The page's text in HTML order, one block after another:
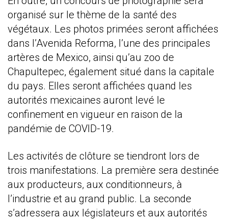
organisé sur le thème de la santé des
végétaux. Les photos primées seront affichées
dans l’Avenida Reforma, l’une des principales
artères de Mexico, ainsi qu’au zoo de
Chapultepec, également situé dans la capitale
du pays. Elles seront affichées quand les
autorités mexicaines auront levé le
confinement en vigueur en raison de la
pandémie de COVID-19.
Les activités de clôture se tiendront lors de
trois manifestations. La première sera destinée
aux producteurs, aux conditionneurs, à
l’industrie et au grand public. La seconde
s’adressera aux législateurs et aux autorités